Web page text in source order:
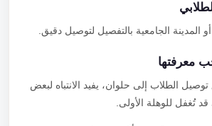
الجامعية بالتفصيل لتوصيل دقيق.
معرفتها
الطلاب إلى حلوان، يفيد الانتباه لبعض
تُغفل للوهلة الأولى.